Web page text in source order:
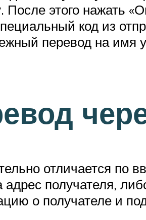
этого нажать
код из
перевод на имя
отличается по
адрес получателя,
о получателе и